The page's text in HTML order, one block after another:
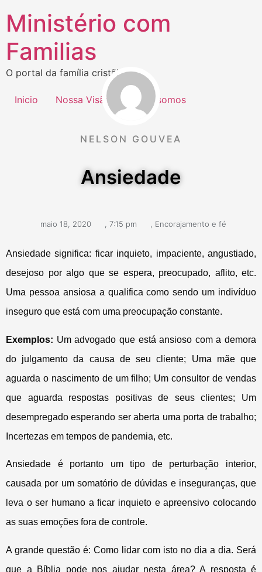
Ministério com
Familias
O portal da família cristã!
Inicio Nossa Visão Quem somos
NELSON GOUVEA
Ansiedade
maio 18, 2020 , 7:15 pm , Encorajamento e fé
Ansiedade significa: ficar inquieto, impaciente, angustiado,
desejoso por algo que se espera, preocupado, aflito, etc.
Uma pessoa ansiosa a qualifica como sendo um indivíduo
inseguro que está com uma preocupação constante.
Exemplos: Um advogado que está ansioso com a demora
do julgamento da causa de seu cliente; Uma mãe que
aguarda o nascimento de um filho; Um consultor de vendas
que aguarda respostas positivas de seus clientes; Um
desempregado esperando ser aberta uma porta de trabalho;
Incertezas em tempos de pandemia, etc.
Ansiedade é portanto um tipo de perturbação interior,
causada por um somatório de dúvidas e inseguranças, que
leva o ser humano a ficar inquieto e apreensivo colocando
as suas emoções fora de controle.
A grande questão é: Como lidar com isto no dia a dia. Será
que a Bíblia pode nos ajudar nesta área? A resposta é